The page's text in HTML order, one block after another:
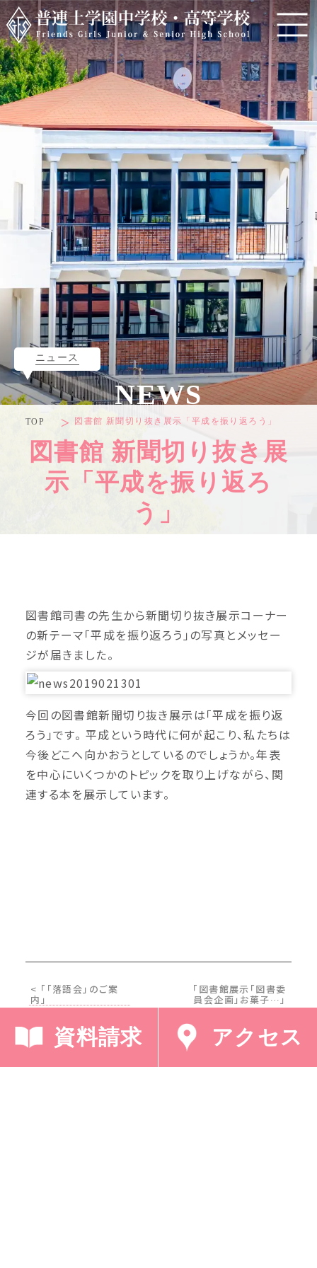
資料請求 アクセス
TOP 図書館 新聞切り抜き展示「平成を振り返ろう」
図書館 新聞切り抜き展
示「平成を振り返ろ
う」
NEWS
ニュース
図書館司書の先生から新聞切り抜き展示コーナー
の新テーマ「平成を振り返ろう」の写真とメッセー
ジが届きました。
今回の図書館新聞切り抜き展示は「平成を振り返
ろう」です。 平成という時代に何が起こり、私たちは
今後どこへ向かおうとしているのでしょうか。年表
を中心にいくつかのトピックを取り上げながら、関
連する本を展示しています。
< 「「落語会」のご案
内」
「図書館展示「図書委
員会企画」お菓子…」
>